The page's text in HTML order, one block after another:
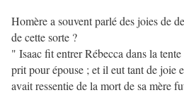
Homère a souvent parlé des joies de
de cette sorte ?
" Isaac fit entrer Rébecca dans la
prit pour épouse ; et il eut tant de joie
avait ressentie de la mort de sa mère